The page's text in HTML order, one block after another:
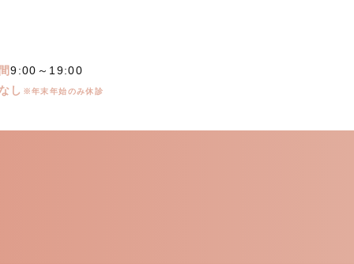
9:00～19:00
し ※年末年始のみ休診